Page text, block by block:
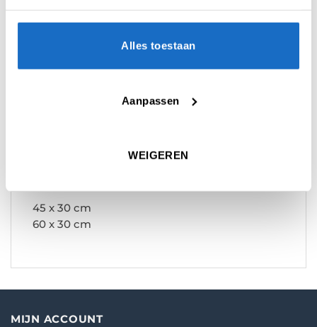
Alles toestaan
Aanpassen
WEIGEREN
met de uitstraling van een glasscorebord.
Styreen is een materiaal wat lijkt op glas maar
Bull’s Styreen schrijfborden zijn verkrijgbaar in
45 x 30 cm
60 x 30 cm
MIJN ACCOUNT